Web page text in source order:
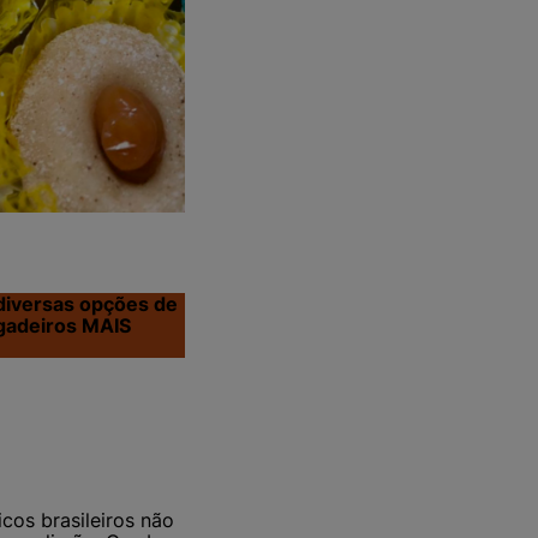
opções de
MAIS
brasileiros não